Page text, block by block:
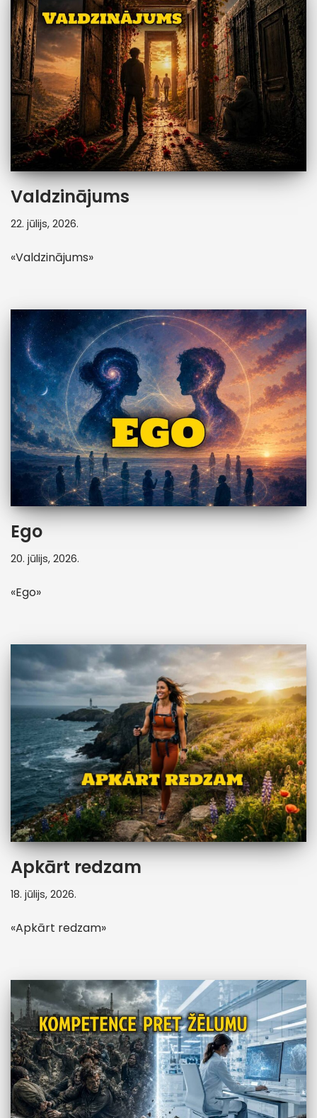
Valdzinājums
22. jūlijs, 2026.
«Valdzinājums»
Ego
20. jūlijs, 2026.
«Ego»
Apkārt redzam
18. jūlijs, 2026.
«Apkārt redzam»